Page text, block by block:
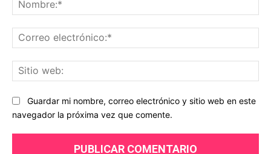
Guardar mi nombre, correo electrónico y sitio web en este
navegador la próxima vez que comente.